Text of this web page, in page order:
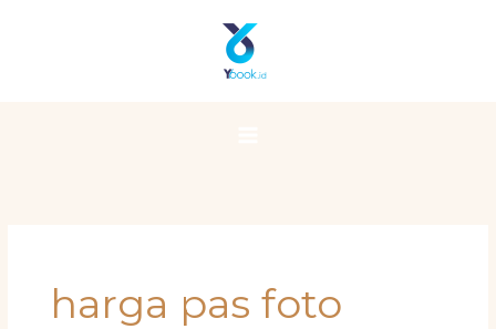
Main
Menu
harga pas foto